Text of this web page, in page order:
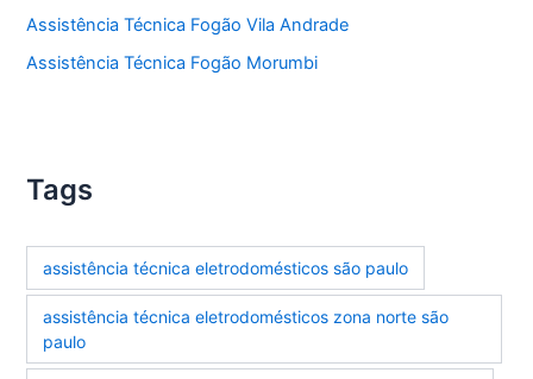
Assistência Técnica Fogão Vila Andrade
Assistência Técnica Fogão Morumbi
Tags
assistência técnica eletrodomésticos são paulo
assistência técnica eletrodomésticos zona norte são
paulo